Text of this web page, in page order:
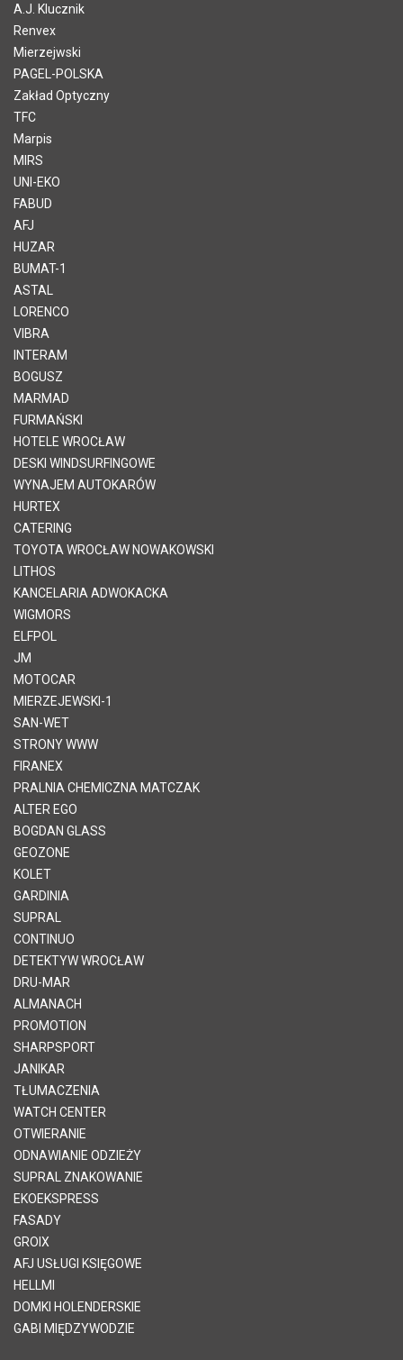
A.J. Klucznik
Renvex
Mierzejwski
PAGEL-POLSKA
Zakład Optyczny
TFC
Marpis
MIRS
UNI-EKO
FABUD
AFJ
HUZAR
BUMAT-1
ASTAL
LORENCO
VIBRA
INTERAM
BOGUSZ
MARMAD
FURMAŃSKI
HOTELE WROCŁAW
DESKI WINDSURFINGOWE
WYNAJEM AUTOKARÓW
HURTEX
CATERING
TOYOTA WROCŁAW NOWAKOWSKI
LITHOS
KANCELARIA ADWOKACKA
WIGMORS
ELFPOL
JM
MOTOCAR
MIERZEJEWSKI-1
SAN-WET
STRONY WWW
FIRANEX
PRALNIA CHEMICZNA MATCZAK
ALTER EGO
BOGDAN GLASS
GEOZONE
KOLET
GARDINIA
SUPRAL
CONTINUO
DETEKTYW WROCŁAW
DRU-MAR
ALMANACH
PROMOTION
SHARPSPORT
JANIKAR
TŁUMACZENIA
WATCH CENTER
OTWIERANIE
ODNAWIANIE ODZIEŻY
SUPRAL ZNAKOWANIE
EKOEKSPRESS
FASADY
GROIX
AFJ USŁUGI KSIĘGOWE
HELLMI
DOMKI HOLENDERSKIE
GABI MIĘDZYWODZIE